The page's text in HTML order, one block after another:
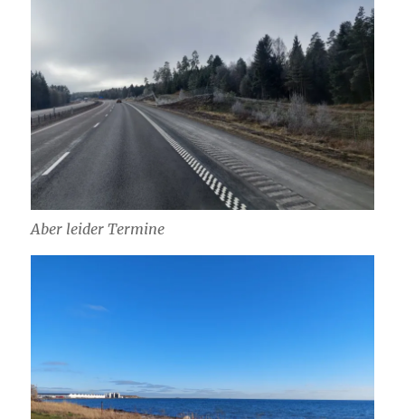
Aber leider Termine